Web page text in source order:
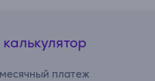
платеж